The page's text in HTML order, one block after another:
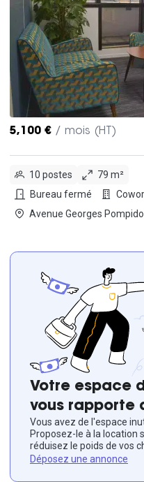
5,100 € / mois (HT)
10 postes
79 m²
Bureau fermé
Votre espace
vous rapporte
Vous avez de l'espace
Proposez-le à la
réduisez le poids de vos
Déposez une annonce